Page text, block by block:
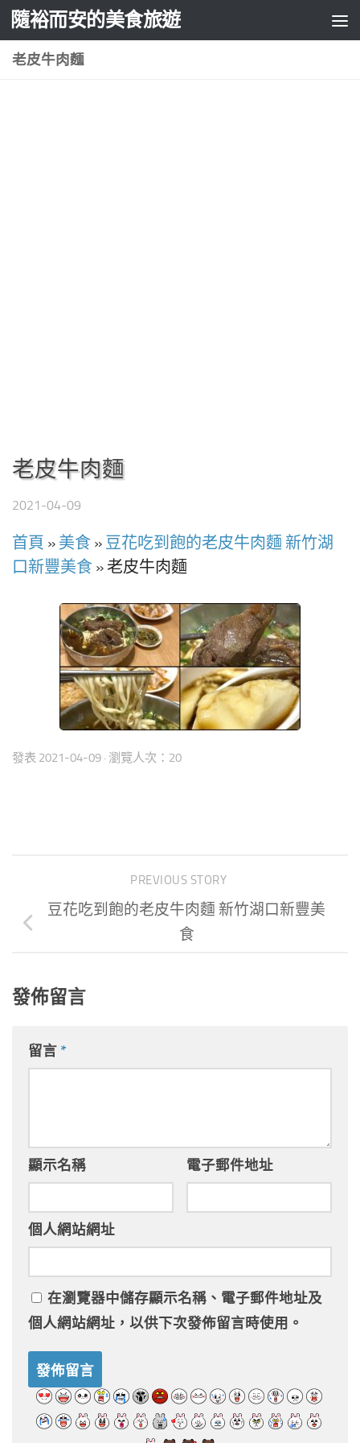
Skip to content
隨裕而安的美食旅遊
老皮牛肉麵
老皮牛肉麵
2021-04-09
首頁 » 美食 » 豆花吃到飽的老皮牛肉麵 新竹湖
口新豐美食 » 老皮牛肉麵
發表 2021-04-09 · 瀏覽人次：20
PREVIOUS STORY
豆花吃到飽的老皮牛肉麵 新竹湖口新豐美
食
發佈留言
留言 *
顯示名稱 電子郵件地址
個人網站網址
在瀏覽器中儲存顯示名稱、電子郵件地址及
個人網站網址，以供下次發佈留言時使用。